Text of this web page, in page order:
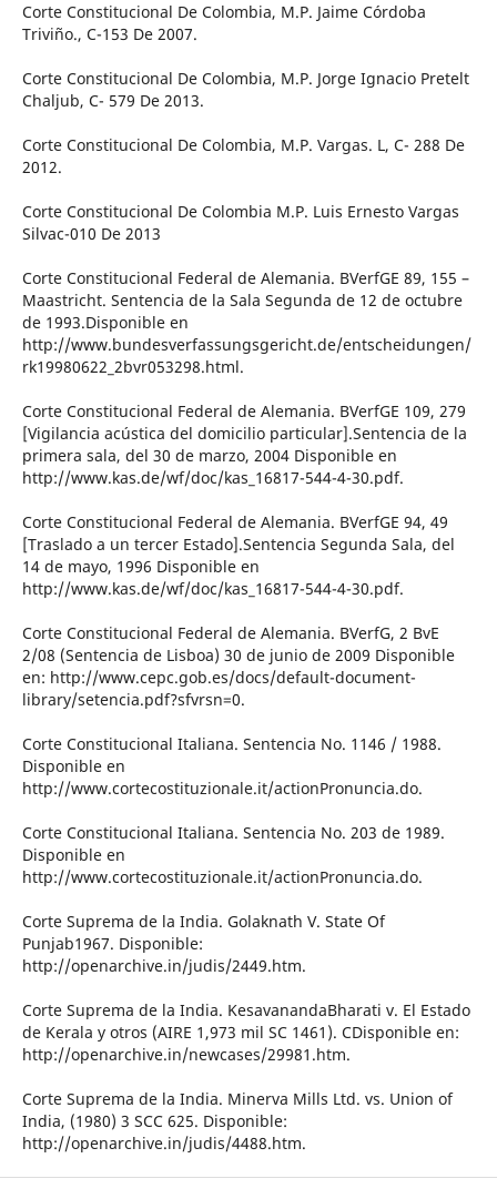
Corte Constitucional De Colombia, M.P. Jaime Córdoba
Triviño., C-153 De 2007.
Corte Constitucional De Colombia, M.P. Jorge Ignacio Pretelt
Chaljub, C- 579 De 2013.
Corte Constitucional De Colombia, M.P. Vargas. L, C- 288 De
2012.
Corte Constitucional De Colombia M.P. Luis Ernesto Vargas
Silvac-010 De 2013
Corte Constitucional Federal de Alemania. BVerfGE 89, 155 –
Maastricht. Sentencia de la Sala Segunda de 12 de octubre
de 1993.Disponible en
http://www.bundesverfassungsgericht.de/entscheidungen/
rk19980622_2bvr053298.html.
Corte Constitucional Federal de Alemania. BVerfGE 109, 279
[Vigilancia acústica del domicilio particular].Sentencia de la
primera sala, del 30 de marzo, 2004 Disponible en
http://www.kas.de/wf/doc/kas_16817-544-4-30.pdf.
Corte Constitucional Federal de Alemania. BVerfGE 94, 49
[Traslado a un tercer Estado].Sentencia Segunda Sala, del
14 de mayo, 1996 Disponible en
http://www.kas.de/wf/doc/kas_16817-544-4-30.pdf.
Corte Constitucional Federal de Alemania. BVerfG, 2 BvE
2/08 (Sentencia de Lisboa) 30 de junio de 2009 Disponible
en: http://www.cepc.gob.es/docs/default-document-
library/setencia.pdf?sfvrsn=0.
Corte Constitucional Italiana. Sentencia No. 1146 / 1988.
Disponible en
http://www.cortecostituzionale.it/actionPronuncia.do.
Corte Constitucional Italiana. Sentencia No. 203 de 1989.
Disponible en
http://www.cortecostituzionale.it/actionPronuncia.do.
Corte Suprema de la India. Golaknath V. State Of
Punjab1967. Disponible:
http://openarchive.in/judis/2449.htm.
Corte Suprema de la India. KesavanandaBharati v. El Estado
de Kerala y otros (AIRE 1,973 mil SC 1461). CDisponible en:
http://openarchive.in/newcases/29981.htm.
Corte Suprema de la India. Minerva Mills Ltd. vs. Union of
India, (1980) 3 SCC 625. Disponible:
http://openarchive.in/judis/4488.htm.